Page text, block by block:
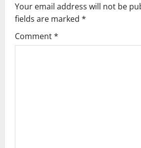
Your email address will not be
fields are marked *
Comment*